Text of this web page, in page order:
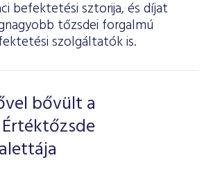
befektetési sztorija, és díjat
tőzsdei forgalmú
szolgáltatók is.
bővült a